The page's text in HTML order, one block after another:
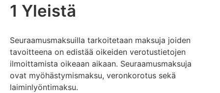
1 Yleistä
Seuraamusmaksuilla tarkoitetaan maksuja joiden
tavoitteena on edistää oikeiden verotustietojen
ilmoittamista oikeaan aikaan. Seuraamusmaksuja
ovat myöhästymismaksu, veronkorotus sekä
laiminlyöntimaksu.